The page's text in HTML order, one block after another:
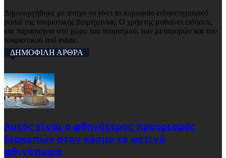
Δημιουργήθηκε με στόχο να γίνει το κορυφαίο ειδησεογραφικό
portal της τουριστικής βιομηχανίας. Ο χρήστης μαθαίνει ειδήσεις
και παρασκήνια στο χώρο του τουρισμού, των μεταφορών και του
τουριστικού real estate.
ΔΗΜΟΦΙΛΗ ΑΡΘΡΑ
Αυτός είναι ο φθηνότερος προορισμός
διακοπών στον κόσμο το φετινό
φθινόπωρο